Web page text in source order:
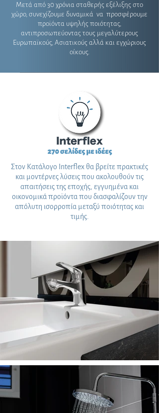
Μετά από 30 χρόνια σταθερής εξέλιξης στο
χώρο, συνεχίζουμε δυναμικά να προσφέρουμε
προϊόντα υψηλής ποιότητας,
αντιπροσωπεύοντας τους μεγαλύτερους
Ευρωπαϊκούς, Ασιατικούς αλλά και εγχώριους
οίκους.
Στον Κατάλογο Interflex θα βρείτε πρακτικές
και μοντέρνες λύσεις που ακολουθούν τις
απαιτήσεις της εποχής, εγγυημένα και
οικονομικά προϊόντα που διασφαλίζουν την
απόλυτη ισορροπία μεταξύ ποιότητας και
τιμής.